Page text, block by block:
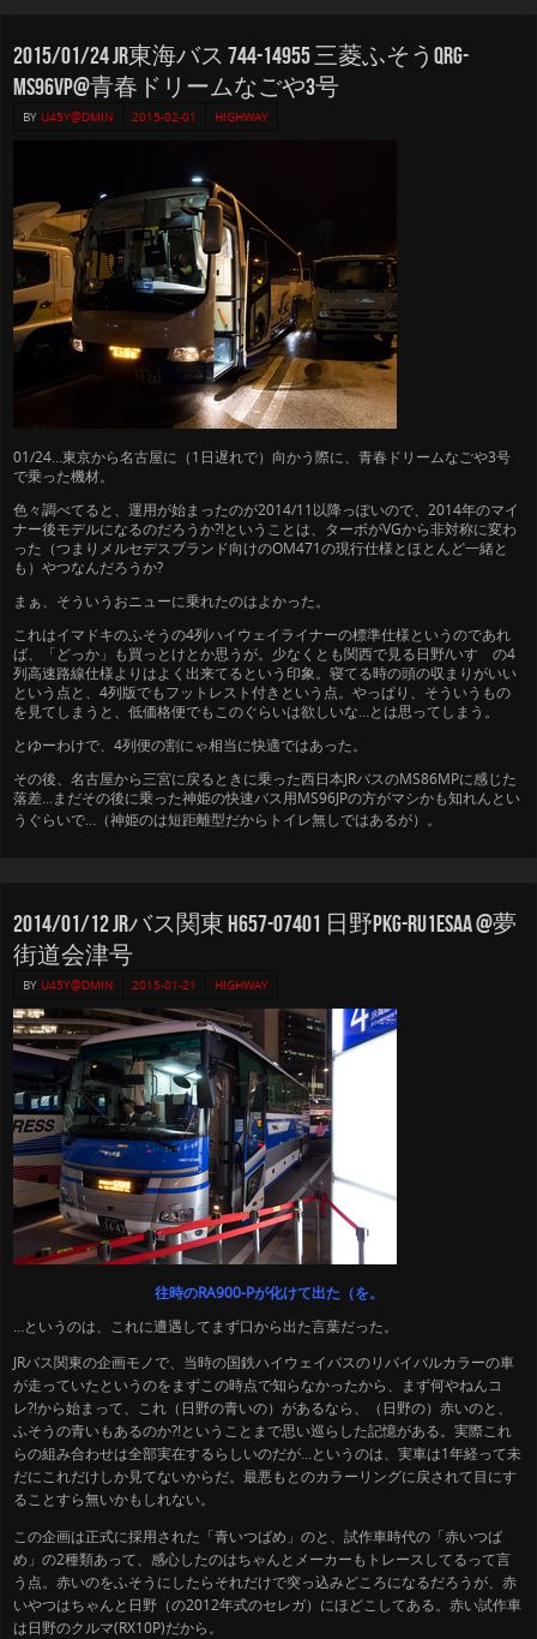
2015/01/24 JR東海バス 744-14955 三菱ふそうQRG-
MS96VP@青春ドリームなごや3号
BY U45Y@DMIN 2015-02-01 HIGHWAY
01/24…東京から名古屋に（1日遅れで）向かう際に、青春ドリームなごや3号
で乗った機材。
色々調べてると、運用が始まったのが2014/11以降っぽいので、2014年のマイ
ナー後モデルになるのだろうか?!ということは、ターボがVGから非対称に変わ
った（つまりメルセデスブランド向けのOM471の現行仕様とほとんど一緒と
も）やつなんだろうか?
まぁ、そういうおニューに乗れたのはよかった。
これはイマドキのふそうの4列ハイウェイライナーの標準仕様というのであれ
ば、「どっか」も買っとけとか思うが。少なくとも関西で見る日野/いすゞの4
列高速路線仕様よりはよく出来てるという印象。寝てる時の頭の収まりがいい
という点と、4列版でもフットレスト付きという点。やっぱり、そういうもの
を見てしまうと、低価格便でもこのぐらいは欲しいな…とは思ってしまう。
とゆーわけで、4列便の割にゃ相当に快適ではあった。
その後、名古屋から三宮に戻るときに乗った西日本JRバスのMS86MPに感じた
落差…まだその後に乗った神姫の快速バス用MS96JPの方がマシかも知れんとい
うぐらいで…（神姫のは短距離型だからトイレ無しではあるが） 。
2014/01/12 JRバス関東 H657-07401 日野PKG-RU1ESAA @夢
街道会津号
BY U45Y@DMIN 2015-01-21 HIGHWAY
往時のRA900-Pが化けて出た（を。
…というのは、 これに遭遇してまず口から出た言葉だった。
JRバス関東の企画モノで、当時の国鉄ハイウェイバスのリバイバルカラーの車
が走っていたというのをまずこの時点で知らなかったから、まず何やねんコ
レ?!から始まって、これ（日野の青いの）があるなら、（日野の） 赤いのと、
ふそうの青いもあるのか?!ということまで思い巡らした記憶がある。実際これ
らの組み合わせは全部実在するらしいのだが…というのは、実車は1年経って未
だにこれだけしか見てないからだ。最悪もとのカラーリングに戻されて目にす
ることすら無いかもしれない。
この企画は正式に採用された「青いつばめ」のと、試作車時代の「赤いつば
め」の2種類あって、感心したのはちゃんとメーカーもトレースしてるって言
う点。赤いのをふそうにしたらそれだけで突っ込みどころになるだろうが、赤
いやつはちゃんと日野（の2012年式のセレガ）にほどこしてある。赤い試作車
は日野のクルマ(RX10P)だから。